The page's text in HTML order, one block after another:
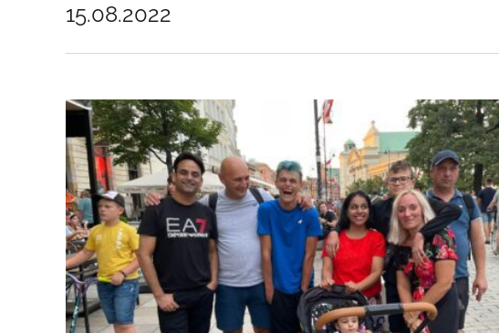
15.08.2022